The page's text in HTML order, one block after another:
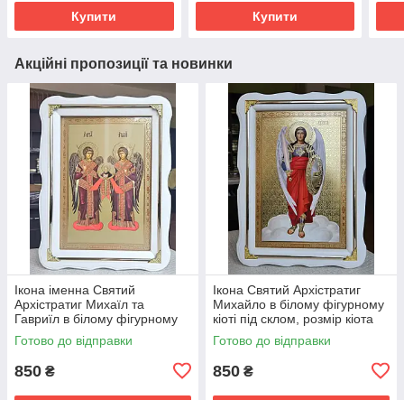
Купити Купити
Акційні пропозиції та новинки
Ікона іменна Святий
Архістратиг Михаїл та
Гавриїл в білому фігурному
кіоті під склом,розмір кіота
37*27,сюжет 20*30.
Готово до відправки
850 ₴
Ікона Святий Архістратиг
Михайло в білому фігурному
кіоті під склом, розмір кіота
37*27, сюжет 20*30.
Готово до відправки
850 ₴